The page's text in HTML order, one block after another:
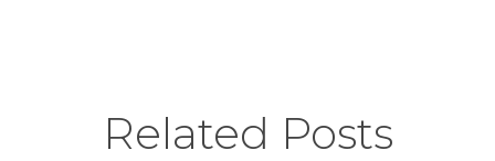
Related Posts